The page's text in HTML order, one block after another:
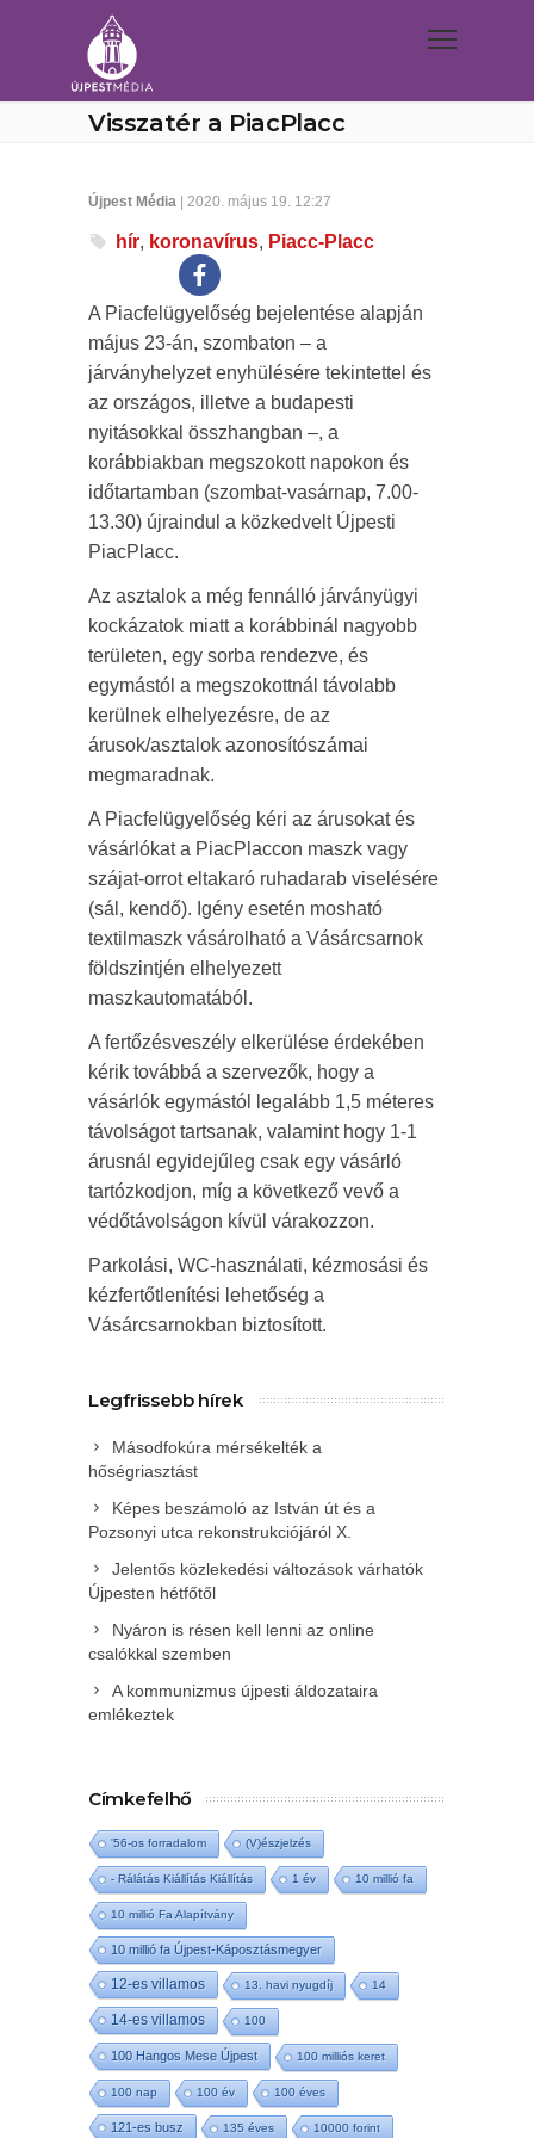
Visszatér a PiacPlacc
Újpest Média | 2020. május 19. 12:27
hír, koronavírus, Piacc-Placc
A Piacfelügyelőség bejelentése alapján
május 23-án, szombaton – a
járványhelyzet enyhülésére tekintettel és
az országos, illetve a budapesti
nyitásokkal összhangban –, a
korábbiakban megszokott napokon és
időtartamban (szombat-vasárnap, 7.00-
13.30) újraindul a közkedvelt Újpesti
PiacPlacc.
Az asztalok a még fennálló járványügyi
kockázatok miatt a korábbinál nagyobb
területen, egy sorba rendezve, és
egymástól a megszokottnál távolabb
kerülnek elhelyezésre, de az
árusok/asztalok azonosítószámai
megmaradnak.
A Piacfelügyelőség kéri az árusokat és
vásárlókat a PiacPlaccon maszk vagy
szájat-orrot eltakaró ruhadarab viselésére
(sál, kendő). Igény esetén mosható
textilmaszk vásárolható a Vásárcsarnok
földszintjén elhelyezett
maszkautomatából.
A fertőzésveszély elkerülése érdekében
kérik továbbá a szervezők, hogy a
vásárlók egymástól legalább 1,5 méteres
távolságot tartsanak, valamint hogy 1-1
árusnál egyidejűleg csak egy vásárló
tartózkodjon, míg a következő vevő a
védőtávolságon kívül várakozzon.
Parkolási, WC-használati, kézmosási és
kézfertőtlenítési lehetőség a
Vásárcsarnokban biztosított.
Legfrissebb hírek
Másodfokúra mérsékelték a
hőségriasztást
Képes beszámoló az István út és a
Pozsonyi utca rekonstrukciójáról X.
Jelentős közlekedési változások várhatók
Újpesten hétfőtől
Nyáron is résen kell lenni az online
csalókkal szemben
A kommunizmus újpesti áldozataira
emlékeztek
Címkefelhő
'56-os forradalom (V)észjelzés
- Rálátás Kiállítás Kiállítás 1 év 10 millió fa
10 millió Fa Alapítvány
10 millió fa Újpest-Káposztásmegyer
12-es villamos 13. havi nyugdíj 14
14-es villamos 100
100 Hangos Mese Újpest 100 milliós keret
100 nap 100 év 100 éves
121-es busz 135 éves 10000 forint